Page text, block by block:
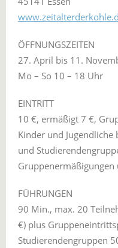
ÖFFNUNGSZEITEN
27. April bis 11.
Mo – So 10 – 18 Uhr
EINTRITT
10 €, ermäßigt 7 €,
Kinder und Jugendliche
und
FÜHRUNGEN
90 Min., max. 20
€) plus
Studierendengruppen